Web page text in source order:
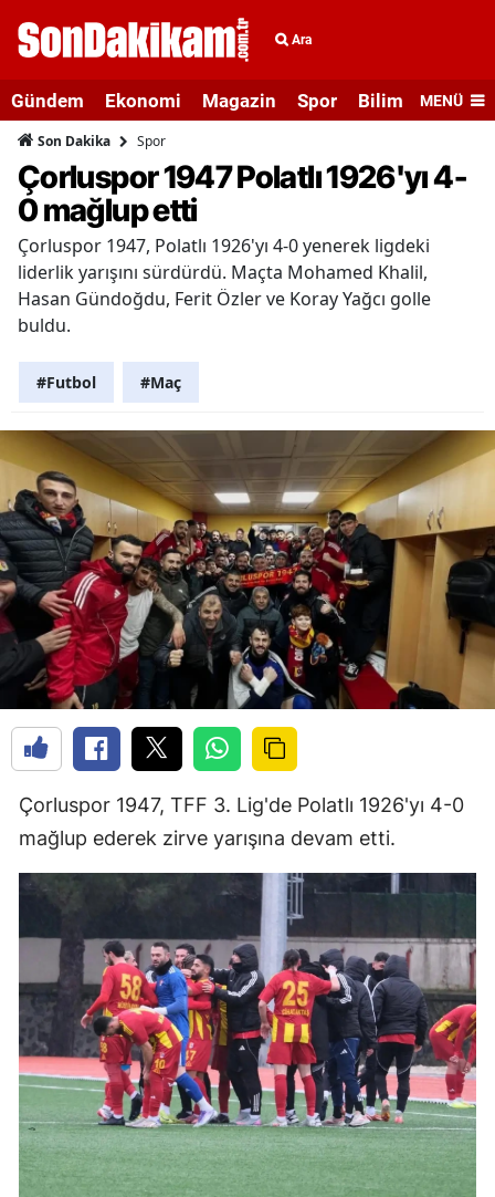
Ara
Gündem Ekonomi Magazin Spor Bilim veMENÜ
Son Dakika Spor
Çorluspor 1947 Polatlı 1926'yı 4-
0 mağlup etti
Çorluspor 1947, Polatlı 1926'yı 4-0 yenerek ligdeki
liderlik yarışını sürdürdü. Maçta Mohamed Khalil,
Hasan Gündoğdu, Ferit Özler ve Koray Yağcı golle
buldu.
#Futbol #Maç
Çorluspor 1947, TFF 3. Lig'de Polatlı 1926'yı 4-0
mağlup ederek zirve yarışına devam etti.